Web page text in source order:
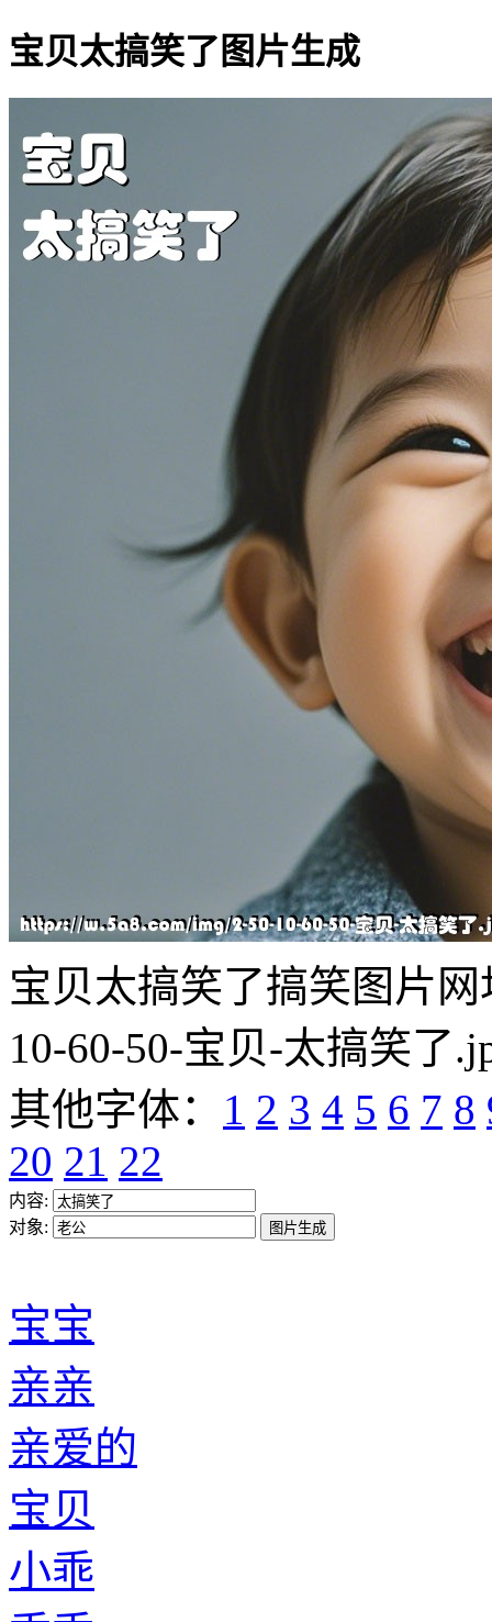
宝贝太搞笑了图片生成
宝贝太搞笑了搞笑图片网
10-60-50-宝贝-太搞笑了
其他字体： 1 2 3 4 5 6 7 8
20 21 22
内容:
对象:
宝宝
亲亲
亲爱的
宝贝
小乖